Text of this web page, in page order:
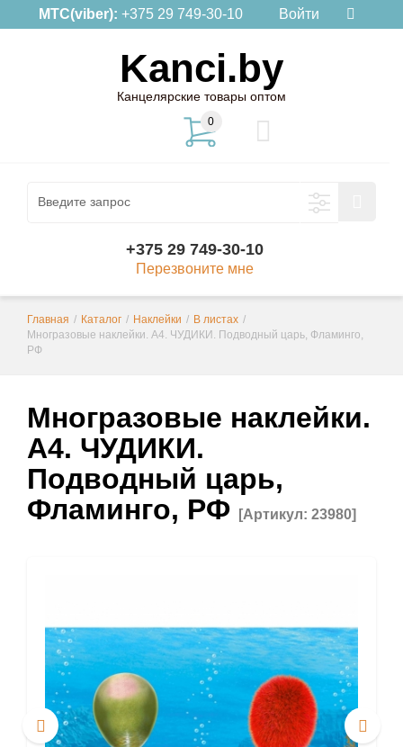
МТС(viber): +375 29 749-30-10 Войти
Kanci.by
Канцелярские товары оптом
0
+375 29 749-30-10
Перезвоните мне
Главная / Каталог / Наклейки / В листах /
Многразовые наклейки. А4. ЧУДИКИ. Подводный царь, Фламинго,
РФ
Многразовые наклейки.
А4. ЧУДИКИ.
Подводный царь,
Фламинго, РФ
[Артикул: 23980]